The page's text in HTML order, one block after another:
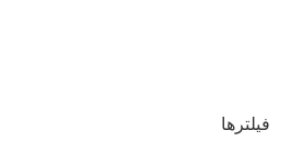
فیلترها